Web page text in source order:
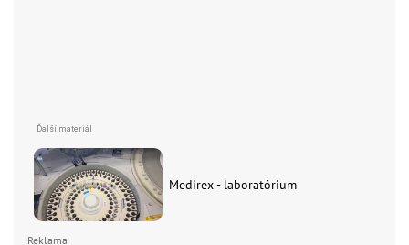
Medirex - laboratórium
Reklama